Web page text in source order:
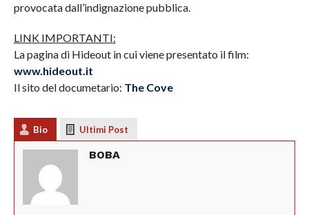
provocata dall’indignazione pubblica.
LINK IMPORTANTI:
La pagina di Hideout in cui viene presentato il film:
www.hideout.it
Il sito del documetario: The Cove
Bio Ultimi Post
BOBA